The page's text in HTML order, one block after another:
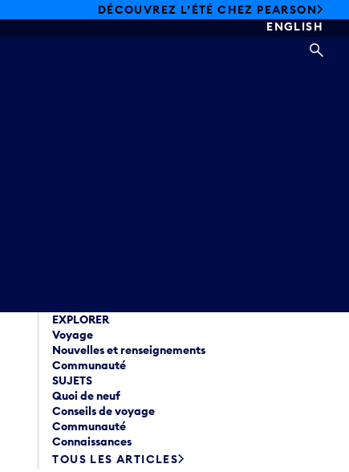
DÉCOUVREZ L’ÉTÉ CHEZ PEARSON
ENGLISH
EXPLORER
Voyage
Nouvelles et renseignements
Communauté
SUJETS
Quoi de neuf
Conseils de voyage
Communauté
Connaissances
TOUS LES ARTICLES